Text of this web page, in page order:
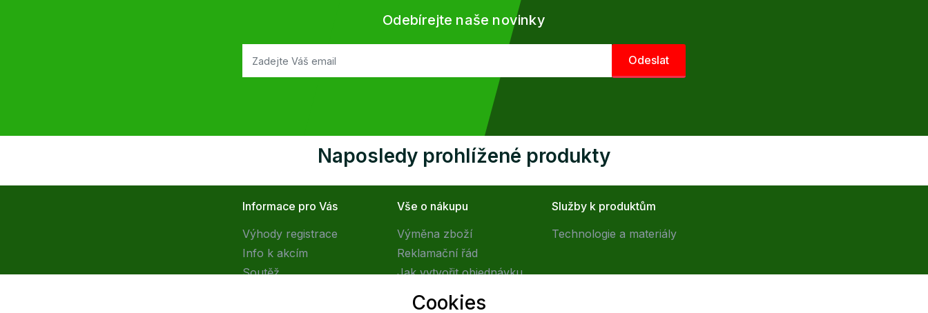
Odebírejte naše novinky
Naposledy prohlížené produkty
Informace pro Vás
Výhody registrace
Info k akcím
Soutěž
Vše o nákupu
Výměna zboží
Reklamační řád
Jak vytvořit objednávku
Obchodní podmínky
Služby k produktům
Technologie a materiály
Cookies